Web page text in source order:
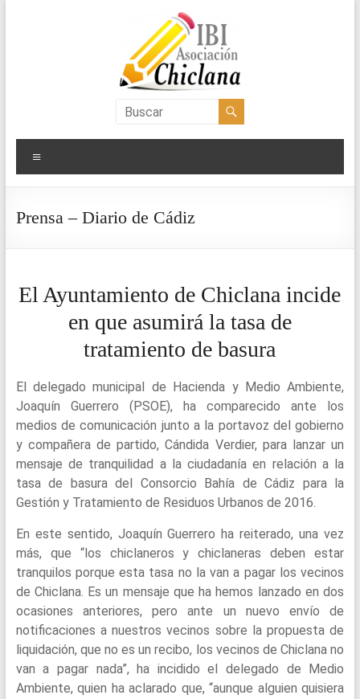
Asociación
IBI
Chiclana
Prensa – Diario de Cádiz
El Ayuntamiento de Chiclana incide
en que asumirá la tasa de
tratamiento de basura
El delegado municipal de Hacienda y Medio Ambiente,
Joaquín Guerrero (PSOE), ha comparecido ante los
medios de comunicación junto a la portavoz del gobierno
y compañera de partido, Cándida Verdier, para lanzar un
mensaje de tranquilidad a la ciudadanía en relación a la
tasa de basura del Consorcio Bahía de Cádiz para la
Gestión y Tratamiento de Residuos Urbanos de 2016.
En este sentido, Joaquín Guerrero ha reiterado, una vez
más, que “los chiclaneros y chiclaneras deben estar
tranquilos porque esta tasa no la van a pagar los vecinos
de Chiclana. Es un mensaje que ha hemos lanzado en dos
ocasiones anteriores, pero ante un nuevo envío de
notificaciones a nuestros vecinos sobre la propuesta de
liquidación, que no es un recibo, los vecinos de Chiclana no
van a pagar nada”, ha incidido el delegado de Medio
Ambiente, quien ha aclarado que, “aunque alguien quisiera